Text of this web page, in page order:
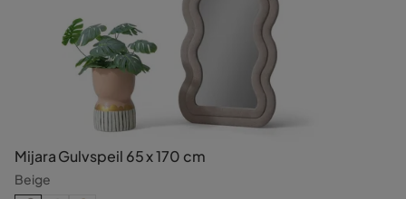
Mijara Gulvspeil 65 x 170 cm
Beige